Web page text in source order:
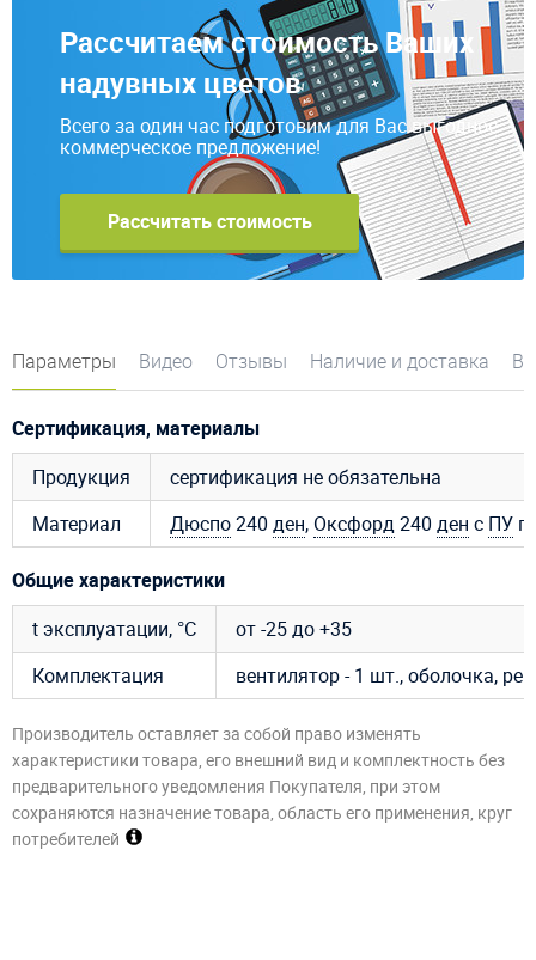
Рассчитаем стоимость Ваших
надувных цветов
Всего за один час подготовим для Вас выгодное
коммерческое предложение!
Рассчитать стоимость
Параметры Видео Отзывы Наличие и доставка
Сертификация, материалы
Продукция
сертификация не обязательна
Материал
Дюспо240 ден, Оксфорд240 ден с ПУ
Общие характеристики
t эксплуатации, °C
от -25 до +35
Комплектация
вентилятор - 1 шт., оболочка,
Производитель оставляет за собой право изменять
характеристики товара, его внешний вид и комплектность без
предварительного уведомления Покупателя, при этом
сохраняются назначение товара, область его применения, круг
потребителей